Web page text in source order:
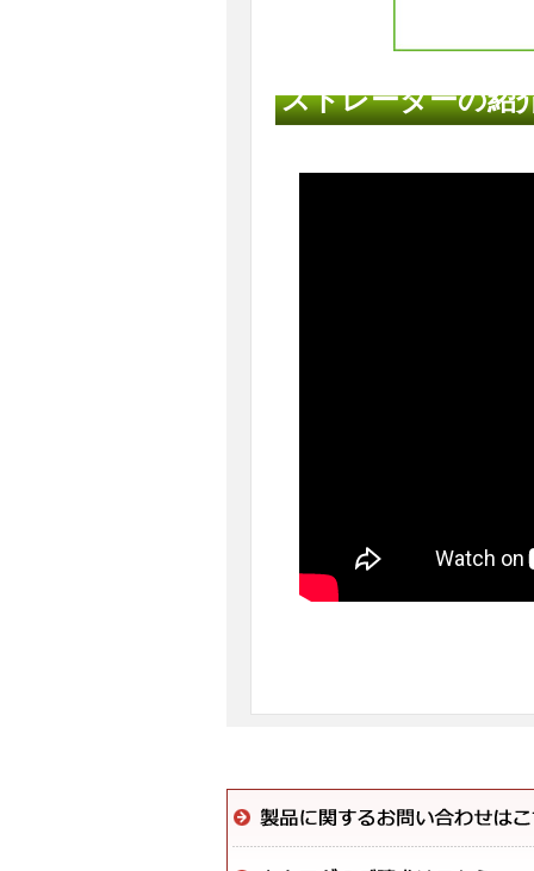
ストレーターの